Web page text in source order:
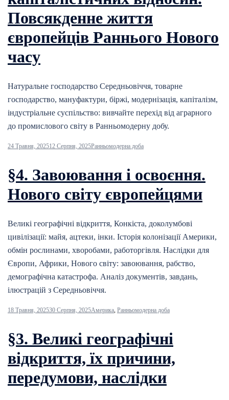
Повсякденне життя
європейців Раннього Нового
часу
Натуральне господарство Середньовіччя, товарне
господарство, мануфактури, біржі, модернізація, капіталізм,
індустріальне суспільство: вивчайте перехід від аграрного
до промислового світу в Ранньомодерну добу.
24 Травня, 202512 Серпня, 2025Ранньомодерна доба
§4. Завоювання і освоєння.
Нового світу європейцями
Великі географічні відкриття, Конкіста, доколумбові
цивілізації: майя, ацтеки, інки. Історія колонізації Америки,
обмін рослинами, хворобами, работоргівля. Наслідки для
Європи, Африки, Нового світу: завоювання, рабство,
демографічна катастрофа. Аналіз документів, завдань,
ілюстрацій з Середньовіччя.
18 Травня, 202530 Серпня, 2025Америка, Ранньомодерна доба
§3. Великі географічні
відкриття, їх причини,
передумови, наслідки